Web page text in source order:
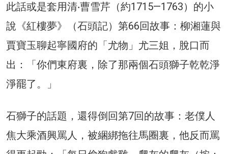
此話或是套用清‧曹雪芹（約1715—1763）的小
說《紅樓夢》（石頭記）第66回故事：柳湘蓮與
賈寶玉聊起寧國府的「尤物」尤三姐，脫口而
出：「你們東府裏，除了那兩個石頭獅子乾乾淨
淨罷了。」
石獅子的話題，還得倒回第7回的故事：老僕人
焦大乘酒興罵人，被綑綁拖往馬圈裏，他反而罵